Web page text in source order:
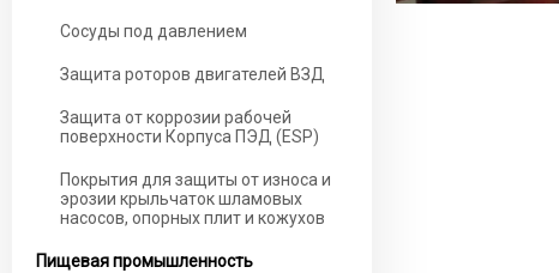
Сосуды под давлением
Защита роторов двигателей ВЗД
Защита от коррозии рабочей
поверхности Корпуса ПЭД (ESP)
Покрытия для защиты от износа и
эрозии крыльчаток шламовых
насосов, опорных плит и кожухов
Пищевая промышленность